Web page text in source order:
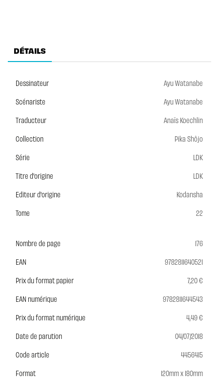
DÉTAILS
Dessinateur
Ayu Watanabe
Scénariste
Ayu Watanabe
Traducteur
Anaïs Koechlin
Collection
Pika Shôjo
Série
LDK
Titre d'origine
LDK
Editeur d'origine
Kodansha
Tome
22
Nombre de page
176
EAN
9782811640521
Prix du format papier
7,20 €
EAN numérique
9782811644543
Prix du format numérique
4,49 €
Date de parution
04/07/2018
Code article
4456415
Format
120mm x 180mm